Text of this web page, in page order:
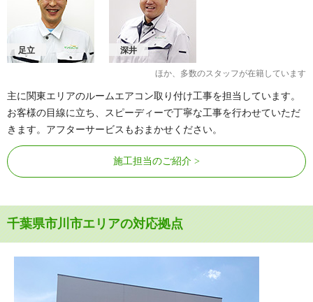
足立 深井
ほか、多数のスタッフが在籍しています
主に関東エリアのルームエアコン取り付け工事を担当しています。
お客様の目線に立ち、スピーディーで丁寧な工事を行わせていただ
きます。アフターサービスもおまかせください。
施工担当のご紹介
千葉県市川市エリアの対応拠点